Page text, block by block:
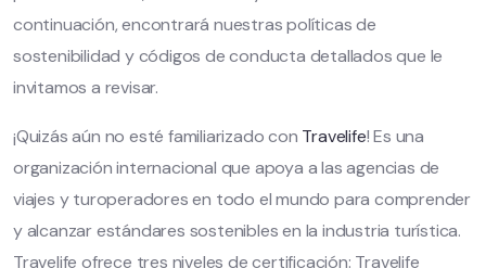
continuación, encontrará nuestras políticas de
sostenibilidad y códigos de conducta detallados que le
invitamos a revisar.
¡Quizás aún no esté familiarizado con Travelife! Es una
organización internacional que apoya a las agencias de
viajes y turoperadores en todo el mundo para comprender
y alcanzar estándares sostenibles en la industria turística.
Travelife ofrece tres niveles de certificación: Travelife